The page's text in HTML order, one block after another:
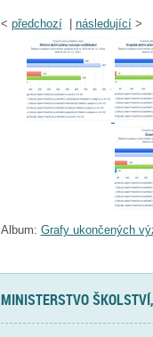
< předchozí| následující>
Album: Grafy ukončených
MINISTERSTVO